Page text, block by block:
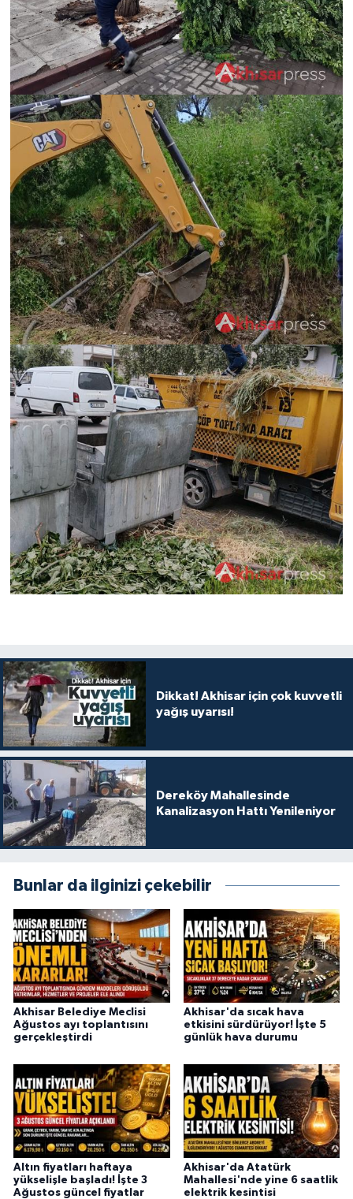
Dikkat! Akhisar için çok kuvvetli
yağış uyarısı!
Dereköy Mahallesinde
Kanalizasyon Hattı Yenileniyor
Bunlar da ilginizi çekebilir
Akhisar Belediye Meclisi
Ağustos ayı toplantısını
gerçekleştirdi
Akhisar'da sıcak hava
etkisini sürdürüyor! İşte 5
günlük hava durumu
Altın fiyatları haftaya
yükselişle başladı! İşte 3
Ağustos güncel fiyatlar
Akhisar'da Atatürk
Mahallesi'nde yine 6 saatlik
elektrik kesintisi